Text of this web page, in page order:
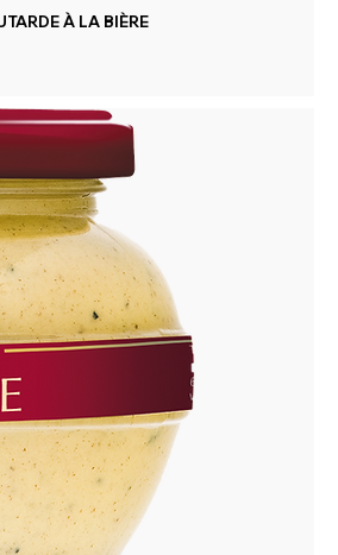
À LA BIÈRE